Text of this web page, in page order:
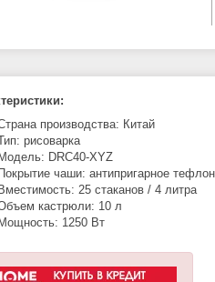
производства: Китай
рисоварка
Модель: DRC40-XYZ
Покрытие чаши: антипригарное
Вместимость: 25 стаканов / 4 литра
кастрюли: 10 л
Мощность: 1250 Вт